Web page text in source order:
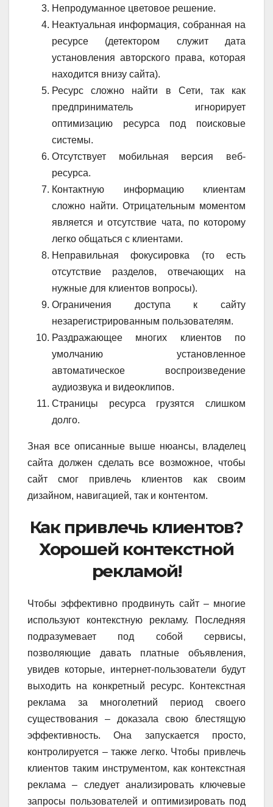
Непродуманное цветовое решение.
Неактуальная информация, собранная на
ресурсе (детектором служит дата
установления авторского права, которая
находится внизу сайта).
Ресурс сложно найти в Сети, так как
предприниматель игнорирует
оптимизацию ресурса под поисковые
системы.
Отсутствует мобильная версия веб-
ресурса.
Контактную информацию клиентам
сложно найти. Отрицательным моментом
является и отсутствие чата, по которому
легко общаться с клиентами.
Неправильная фокусировка (то есть
отсутствие разделов, отвечающих на
нужные для клиентов вопросы).
Ограничения доступа к сайту
незарегистрированным пользователям.
Раздражающее многих клиентов по
умолчанию установленное
автоматическое воспроизведение
аудиозвука и видеоклипов.
Страницы ресурса грузятся слишком
долго.
Зная все описанные выше нюансы, владелец
сайта должен сделать все возможное, чтобы
сайт смог привлечь клиентов как своим
дизайном, навигацией, так и контентом.
Как привлечь клиентов?
Хорошей контекстной
рекламой!
Чтобы эффективно продвинуть сайт – многие
используют контекстную рекламу. Последняя
подразумевает под собой сервисы,
позволяющие давать платные объявления,
увидев которые, интернет-пользователи будут
выходить на конкретный ресурс. Контекстная
реклама за многолетний период своего
существования – доказала свою блестящую
эффективность. Она запускается просто,
контролируется – также легко. Чтобы привлечь
клиентов таким инструментом, как контекстная
реклама – следует анализировать ключевые
запросы пользователей и оптимизировать под